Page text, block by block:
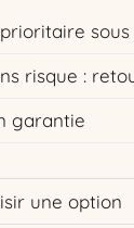
risque :
garantie